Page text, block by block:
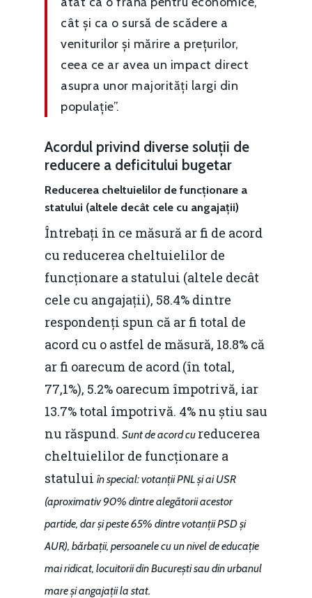
cât și ca o sursă de scădere a
veniturilor și mărire a prețurilor,
ceea ce ar avea un impact direct
asupra unor majorități largi din
populație”.
Acordul privind diverse soluții de
reducere a deficitului bugetar
Reducerea cheltuielilor de funcționare a
statului (altele decât cele cu angajații)
Întrebați în ce măsură ar fi de acord
cu reducerea cheltuielilor de
funcționare a statului (altele decât
cele cu angajații), 58.4% dintre
respondenți spun că ar fi total de
acord cu o astfel de măsură, 18.8% că
ar fi oarecum de acord (în total,
77,1%), 5.2% oarecum împotrivă, iar
13.7% total împotrivă. 4% nu știu sau
nu răspund. Sunt de acord cu reducerea
cheltuielilor de funcționare a
statului în special: votanții PNL și ai USR
(aproximativ 90% dintre alegătorii acestor
partide, dar și peste 65% dintre votanții PSD și
AUR), bărbații, persoanele cu un nivel de educație
mai ridicat, locuitorii din București sau din urbanul
mare și angajații la stat.